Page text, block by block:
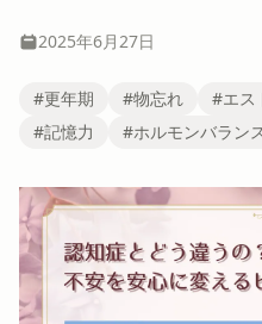
2025年6月27日
#更年期 #物忘れ #エス
#記憶力
#ホルモンバラン